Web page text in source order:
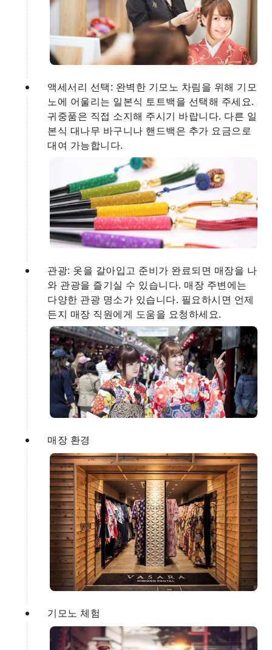
액세서리 선택: 완벽한 기모노 차림을 위해 기모
노에 어울리는 일본식 토트백을 선택해 주세요.
귀중품은 직접 소지해 주시기 바랍니다. 다른 일
본식 대나무 바구니나 핸드백은 추가 요금으로
대여 가능합니다.
관광: 옷을 갈아입고 준비가 완료되면 매장을 나
와 관광을 즐기실 수 있습니다. 매장 주변에는
다양한 관광 명소가 있습니다. 필요하시면 언제
든지 매장 직원에게 도움을 요청하세요.
매장 환경
기모노 체험